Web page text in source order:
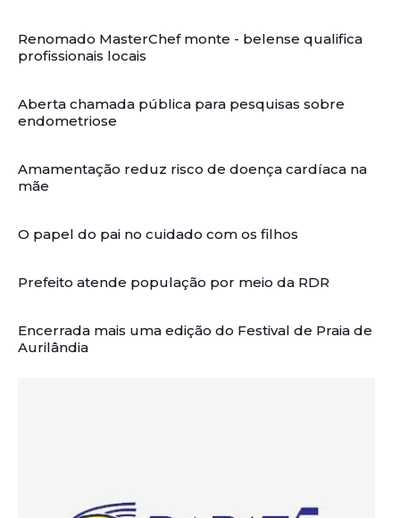
Renomado MasterChef monte - belense qualifica
profissionais locais
Aberta chamada pública para pesquisas sobre
endometriose
Amamentação reduz risco de doença cardíaca na
mãe
O papel do pai no cuidado com os filhos
Prefeito atende população por meio da RDR
Encerrada mais uma edição do Festival de Praia de
Aurilândia
Artigos Relacionados: